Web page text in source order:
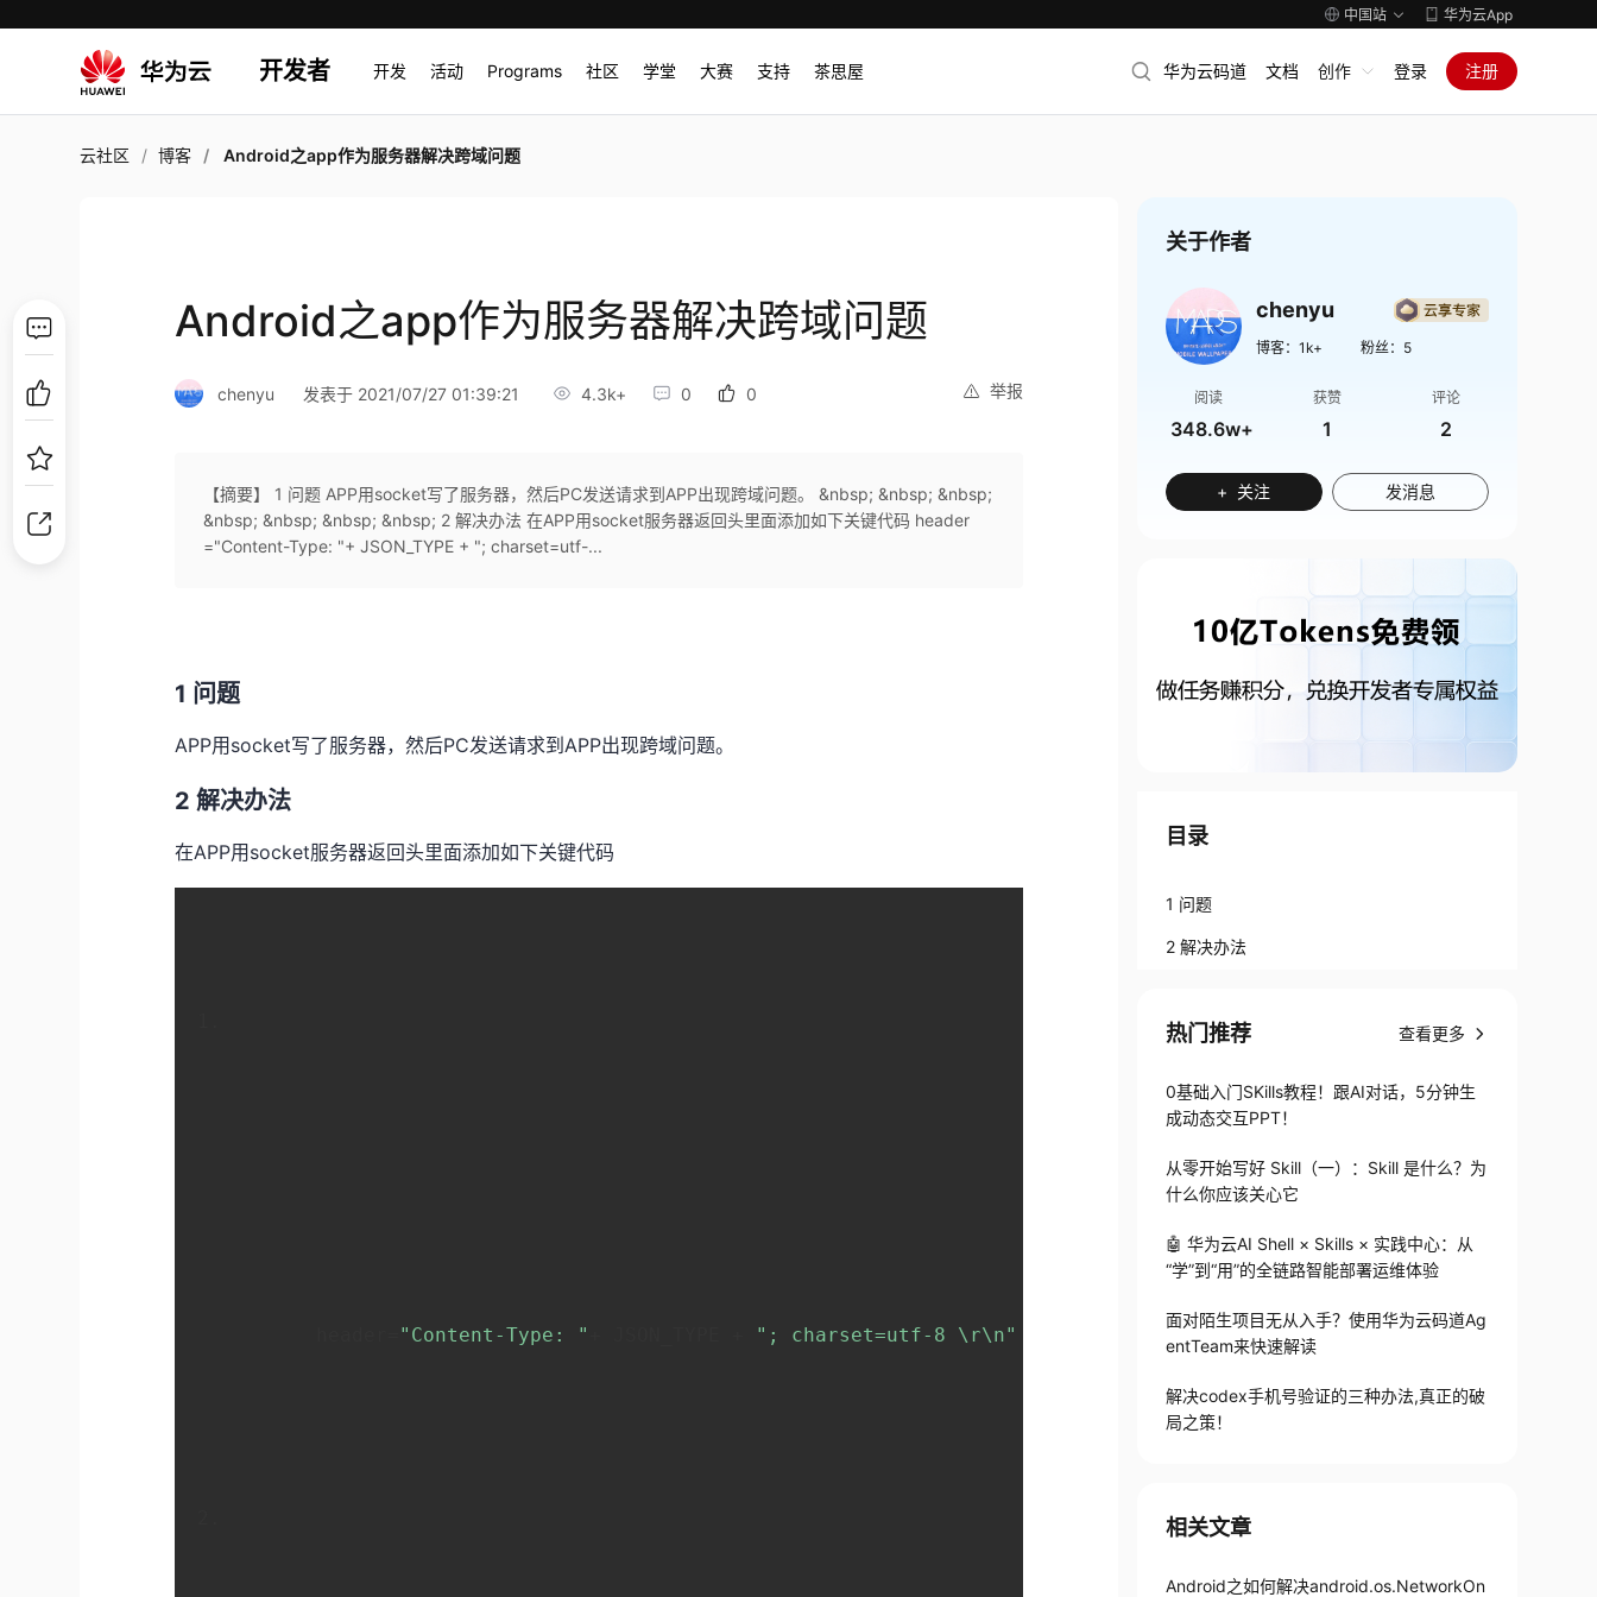
中国站 华为云App
开发者 开发 活动 Programs 社区 学堂 大赛 支持 茶思屋 华为云码道 文档 创作 登录 注册
云社区 博客 Android之app作为服务器解决跨域问题
Android之app作为服务器解决跨域问题
举报
chenyu 发表于 2021/07/27 01:39:21 4.3k+ 0 0
【摘要】 1 问题 APP用socket写了服务器，然后PC发送请求到APP出现跨域问题。 &nbsp; &nbsp; &nbsp;
&nbsp; &nbsp; &nbsp; &nbsp; 2 解决办法 在APP用socket服务器返回头里面添加如下关键代码 header
="Content-Type: "+ JSON_TYPE + "; charset=utf-...
1 问题
APP用socket写了服务器，然后PC发送请求到APP出现跨域问题。
2 解决办法
在APP用socket服务器返回头里面添加如下关键代码
"Content-Type: " "; charset=utf-8 \r\n"
关于作者
chenyu
博客： 1k+ 粉丝： 5
阅读
348.6w+
获赞
1
评论
2
+ 关注 发消息
目录
1 问题
2 解决办法
热门推荐 查看更多
0基础入门SKills教程！跟AI对话，5分钟生
成动态交互PPT！
从零开始写好 Skill（一）：Skill 是什么？为
什么你应该关心它
🤖 华为云AI Shell × Skills × 实践中心：从
“学”到“用”的全链路智能部署运维体验
面对陌生项目无从入手？使用华为云码道Ag
entTeam来快速解读
解决codex手机号验证的三种办法,真正的破
局之策！
相关文章
Android之如何解决android.os.NetworkOn